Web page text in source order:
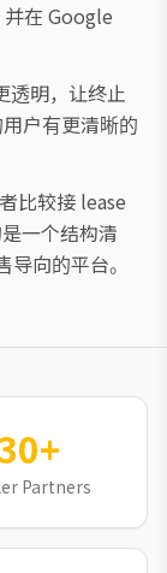
在 Google
透明，让终止
户有更清晰的
比较接 lease
一个结构清
向的平台。
Partners